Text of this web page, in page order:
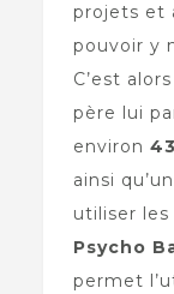
projets et
pouvoir y
C’est
père lui
environ
ainsi
utiliser les
Psycho
permet